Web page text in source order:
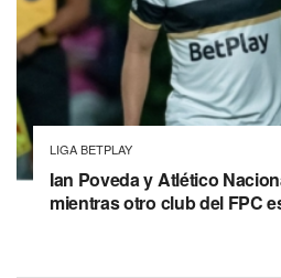
LIGA BETPLAY
Ian Poveda y Atlético
mientras otro club del FPC